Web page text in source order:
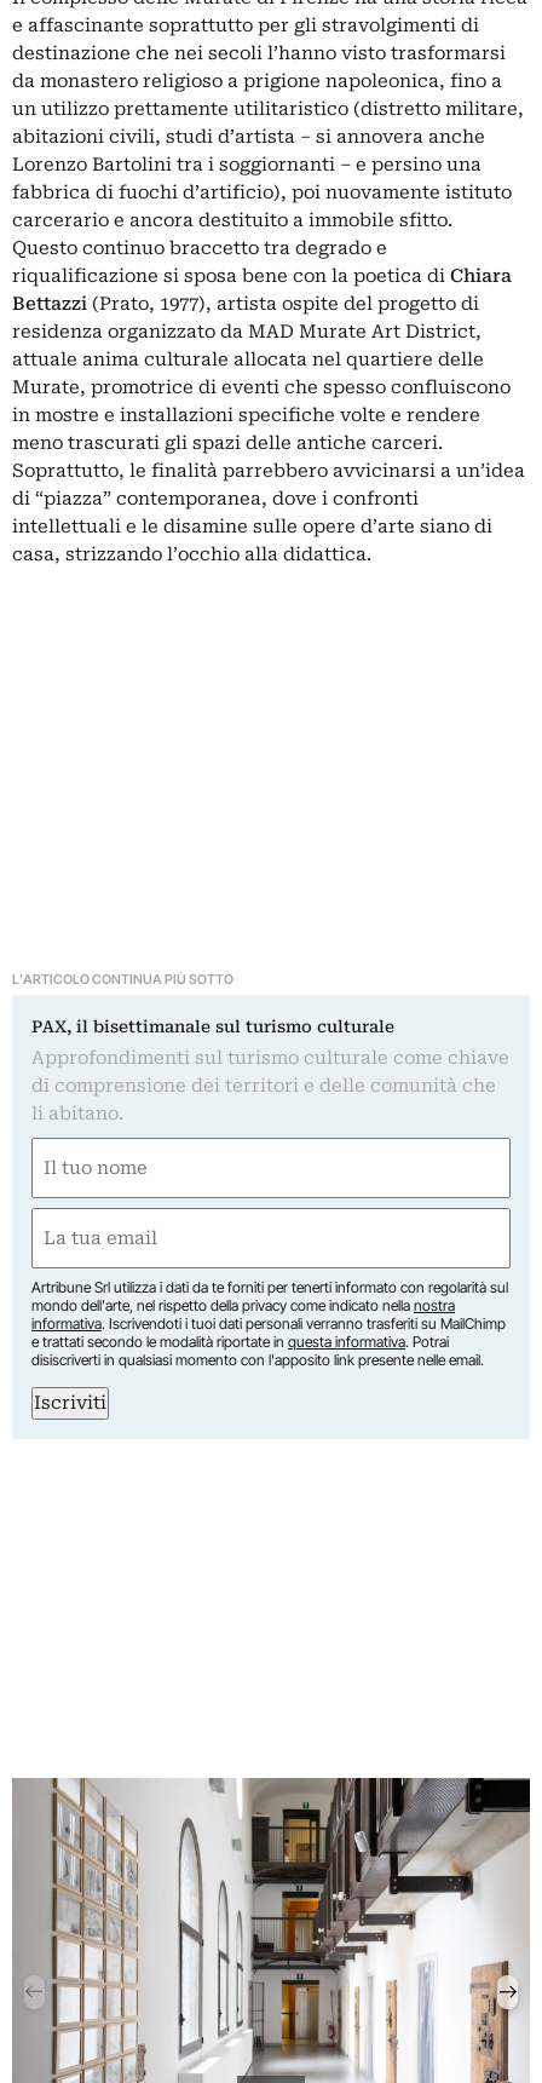
e affascinante soprattutto per gli stravolgimenti di
destinazione che nei secoli l’hanno visto trasformarsi
da monastero religioso a prigione napoleonica, fino a
un utilizzo prettamente utilitaristico (distretto militare,
abitazioni civili, studi d’artista – si annovera anche
Lorenzo Bartolini tra i soggiornanti – e persino una
fabbrica di fuochi d’artificio), poi nuovamente istituto
carcerario e ancora destituito a immobile sfitto.
Questo continuo braccetto tra degrado e
riqualificazione si sposa bene con la poetica di Chiara
Bettazzi (Prato, 1977), artista ospite del progetto di
residenza organizzato da MAD Murate Art District,
attuale anima culturale allocata nel quartiere delle
Murate, promotrice di eventi che spesso confluiscono
in mostre e installazioni specifiche volte e rendere
meno trascurati gli spazi delle antiche carceri.
Soprattutto, le finalità parrebbero avvicinarsi a un’idea
di “piazza” contemporanea, dove i confronti
intellettuali e le disamine sulle opere d’arte siano di
casa, strizzando l’occhio alla didattica.
L'ARTICOLO CONTINUA PIÙ SOTTO
PAX, il bisettimanale sul turismo culturale
Approfondimenti sul turismo culturale come chiave
di comprensione dei territori e delle comunità che
li abitano.
(Required)
First
(Required)
Artribune Srl utilizza i dati da te forniti per tenerti informato con regolarità sul
mondo dell'arte, nel rispetto della privacy come indicato nella nostra
informativa. Iscrivendoti i tuoi dati personali verranno trasferiti su MailChimp
e trattati secondo le modalità riportate in questa informativa. Potrai
disiscriverti in qualsiasi momento con l'apposito link presente nelle email.
Iscriviti